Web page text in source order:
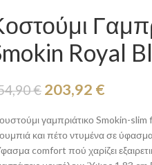
Royal
€ 203,92 €
γαμπριάτικο Smokin-slim
και πέτο ντυμένα σε
comfort πού χαρίζει